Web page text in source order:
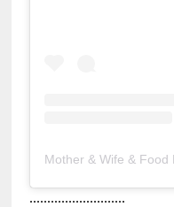
...........................